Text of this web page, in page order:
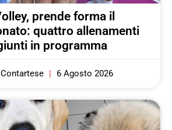
prende forma il
quattro allenamenti
in programma
6 Agosto 2026